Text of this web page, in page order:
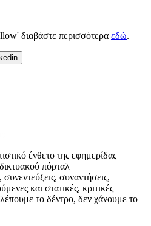
διαβάστε περισσότερα εδώ.
ένθετο της εφημερίδας
πόρταλ
συναντήσεις,
και στατικές, κριτικές
το δέντρο, δεν χάνουμε το